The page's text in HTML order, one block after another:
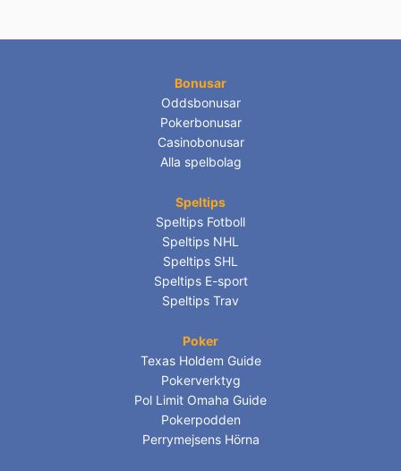
Bonusar
Oddsbonusar
Pokerbonusar
Casinobonusar
Alla spelbolag
Speltips
Speltips Fotboll
Speltips NHL
Speltips SHL
Speltips E-sport
Speltips Trav
Poker
Texas Holdem Guide
Pokerverktyg
Pol Limit Omaha Guide
Pokerpodden
Perrymejsens Hörna